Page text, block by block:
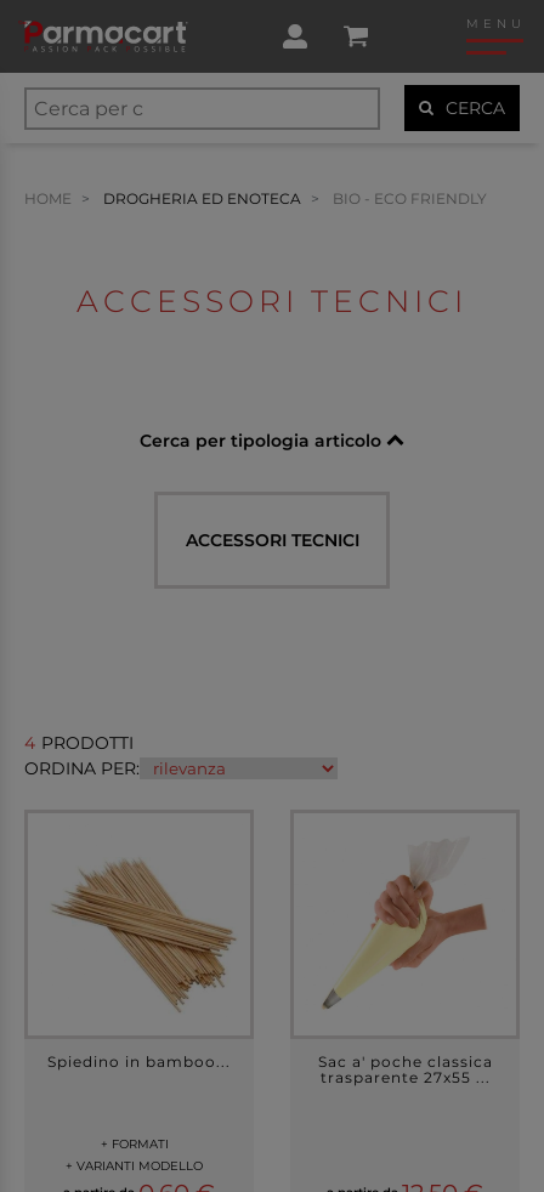
MENU
CERCA
HOME DROGHERIA ED ENOTECA BIO - ECO FRIENDLY
ACCESSORI TECNICI
Cerca per tipologia articolo
ACCESSORI TECNICI
4 PRODOTTI
ORDINA PER:
Spiedino in bamboo...
+ FORMATI
+ VARIANTI MODELLO
Sac a' poche classica
trasparente 27x55 ...